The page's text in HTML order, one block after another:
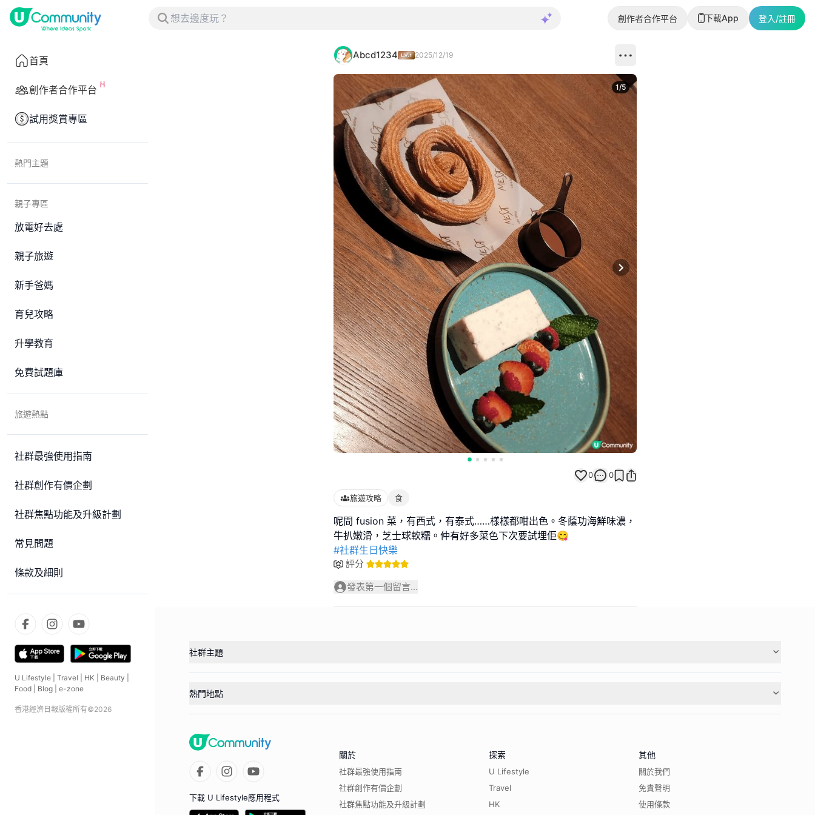
創作者合作平台 下載App 登入/註冊
首頁
創作者合作平台
試用獎賞專區
熱門主題
親子專區
放電好去處
親子旅遊
新手爸媽
育兒攻略
升學教育
免費試題庫
旅遊熱點
社群最強使用指南
社群創作有價企劃
社群焦點功能及升級計劃
常見問題
條款及細則
U Lifestyle Travel HK Beauty
Food
Blog e-zone
香港經濟日報版權所有©2026
Abcd1234 2025/12/19
Next slide
1/5
0 0
旅遊攻略 食
呢間 fusion 菜，有西式，有泰式……樣樣都咁出色。冬蔭功海鮮味濃，
#社群生日快樂
評分
發表第一個留言...
社群主題
熱門地點
下載 U Lifestyle應用程式
關於
社群最強使用指南
社群創作有價企劃
社群焦點功能及升級計劃
探索
U Lifestyle
Travel
HK
其他
關於我們
免責聲明
使用條款